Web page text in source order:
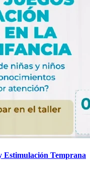
Estimulación Temprana